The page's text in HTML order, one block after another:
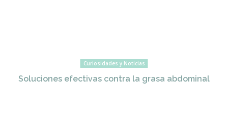
Curiosidades y Noticias
Soluciones efectivas contra la grasa abdominal